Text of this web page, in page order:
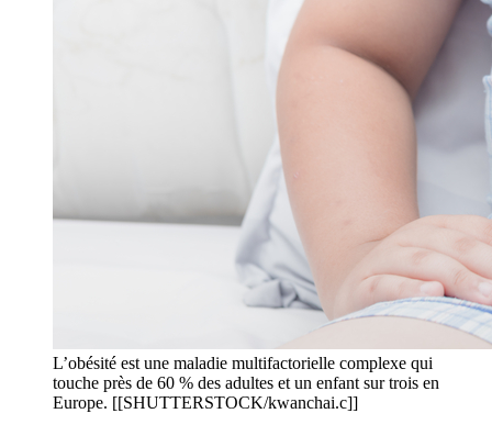
L’obésité est une maladie multifactorielle complexe qui
touche près de 60 % des adultes et un enfant sur trois en
Europe. [[SHUTTERSTOCK/kwanchai.c]]